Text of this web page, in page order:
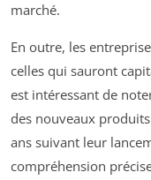
marché.
En outre, les
celles qui sauront
est intéressant de
des nouveaux
ans suivant leur
compréhension